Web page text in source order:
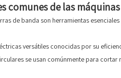
comunes de las
de banda son herramientas
versátiles conocidas por su
se usan comúnmente para